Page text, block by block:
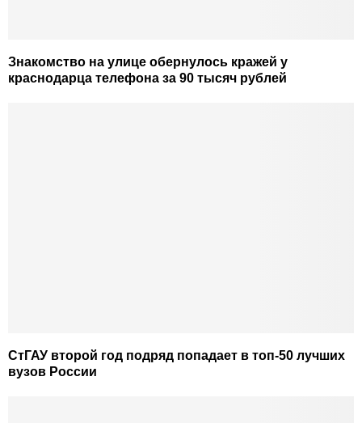
Знакомство на улице обернулось кражей у
краснодарца телефона за 90 тысяч рублей
СтГАУ второй год подряд попадает в топ-50 лучших
вузов России